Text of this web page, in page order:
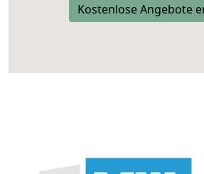
Kostenlose Angebote